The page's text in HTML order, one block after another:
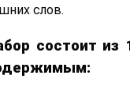
слов.
состоит из